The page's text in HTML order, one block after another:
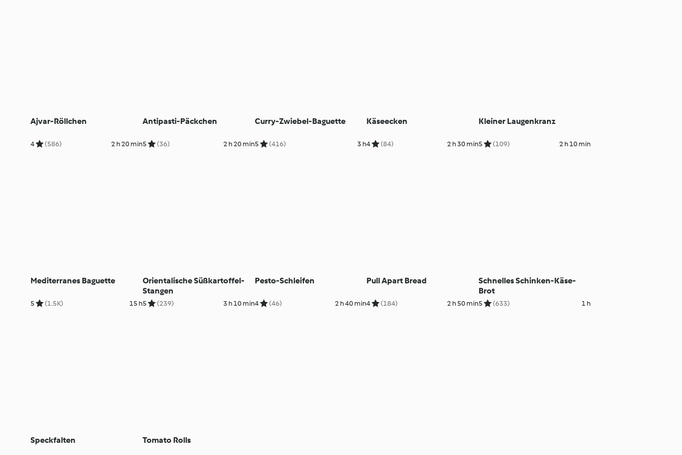
Ajvar-Röllchen
4 (586) 2 h 20 min
Antipasti-Päckchen
5 (36) 2 h 20 min
Curry-Zwiebel-Baguette
5 (416) 3 h
Käseecken
4 (84) 2 h 30 min
Kleiner Laugenkranz
5 (109) 2 h 10 min
Mediterranes Baguette
5 (1.5K) 15 h
Orientalische Süßkartoffel-
Stangen
5 (239) 3 h 10 min
Pesto-Schleifen
4 (46) 2 h 40 min
Pull Apart Bread
4 (184) 2 h 50 min
Schnelles Schinken-Käse-
Brot
5 (633) 1 h
Speckfalten Tomato Rolls